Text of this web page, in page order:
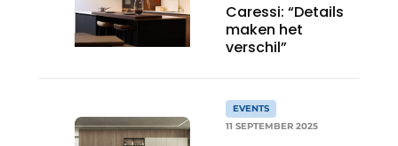
Caressi: “Details
maken het
verschil”
EVENTS
11 SEPTEMBER 2025